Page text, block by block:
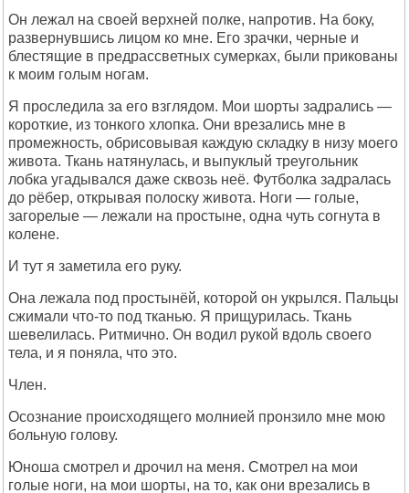
Он лежал на своей верхней полке, напротив. На боку,
развернувшись лицом ко мне. Его зрачки, черные и
блестящие в предрассветных сумерках, были прикованы
к моим голым ногам.
Я проследила за его взглядом. Мои шорты задрались —
короткие, из тонкого хлопка. Они врезались мне в
промежность, обрисовывая каждую складку в низу моего
живота. Ткань натянулась, и выпуклый треугольник
лобка угадывался даже сквозь неё. Футболка задралась
до рёбер, открывая полоску живота. Ноги — голые,
загорелые — лежали на простыне, одна чуть согнута в
колене.
И тут я заметила его руку.
Она лежала под простынёй, которой он укрылся. Пальцы
сжимали что-то под тканью. Я прищурилась. Ткань
шевелилась. Ритмично. Он водил рукой вдоль своего
тела, и я поняла, что это.
Член.
Осознание происходящего молнией пронзило мне мою
больную голову.
Юноша смотрел и дрочил на меня. Смотрел на мои
голые ноги, на мои шорты, на то, как они врезались в